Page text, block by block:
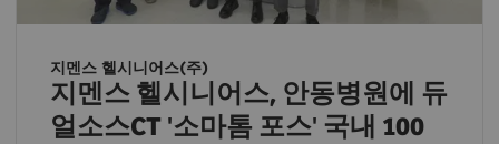
지멘스 헬시니어스(주)
지멘스 헬시니어스, 안동병원에 듀
얼소스CT '소마톰 포스' 국내 100